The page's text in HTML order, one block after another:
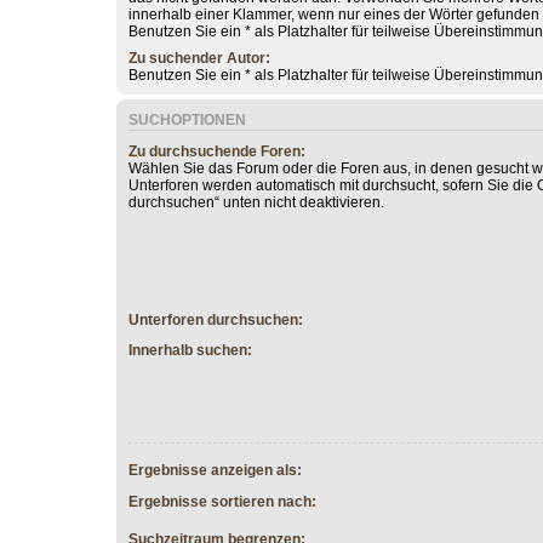
innerhalb einer Klammer, wenn nur eines der Wörter
Benutzen Sie ein * als Platzhalter für teilweise
Zu suchender Autor:
Benutzen Sie ein * als Platzhalter für teilweise
SUCHOPTIONEN
Zu durchsuchende Foren:
Wählen Sie das Forum oder die Foren aus, in denen gesucht
Unterforen werden automatisch mit durchsucht, sofern Sie die
durchsuchen“ unten nicht deaktivieren.
Unterforen durchsuchen:
Innerhalb suchen:
Ergebnisse anzeigen als:
Ergebnisse sortieren nach:
Suchzeitraum begrenzen: